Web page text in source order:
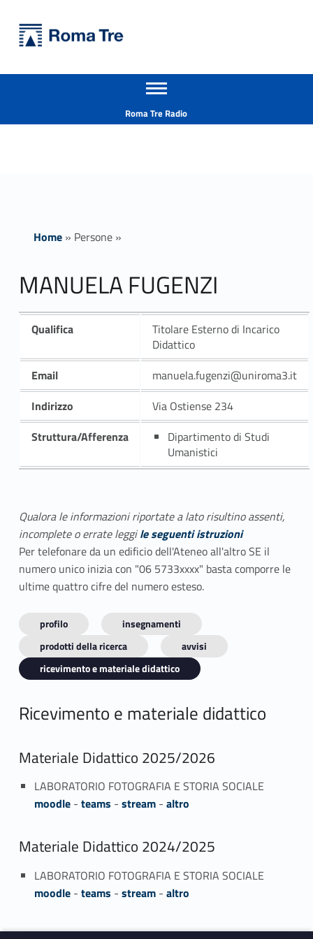
MANUELA FUGENZI - Università Roma Tre
Apri il menu secondario
Roma Tre Radio
Home» Persone»
MANUELA FUGENZI
Qualifica
Titolare Esterno di Incarico
Didattico
Email
manuela.fugenzi@uniroma3.it
Indirizzo
Via Ostiense 234
Struttura/Afferenza
Dipartimento di Studi
Umanistici
Qualora le informazioni riportate a lato risultino assenti,
incomplete o errate leggile seguenti istruzioni
Per telefonare da un edificio dell'Ateneo all'altro SE il
numero unico inizia con "06 5733xxxx" basta comporre le
ultime quattro cifre del numero esteso.
profilo
insegnamenti
prodotti della ricerca
avvisi
ricevimento e materiale didattico
Ricevimento e materiale didattico
Materiale Didattico 2025/2026
LABORATORIO FOTOGRAFIA E STORIA SOCIALE
moodle- teams - stream- altro
Materiale Didattico 2024/2025
LABORATORIO FOTOGRAFIA E STORIA SOCIALE
moodle- teams - stream- altro